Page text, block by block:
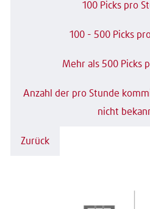
100 Picks pro
100 - 500 Picks
Mehr als 500 Picks
Anzahl der pro Stunde
nicht
Zurück